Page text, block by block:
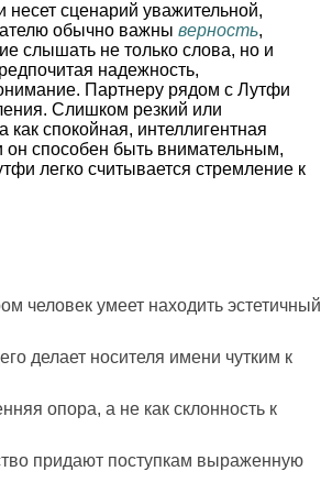
сценарий уважительной,
обычно важны верность,
слышать не только слова, но и
надежность,
Партнеру рядом с Лутфи
Слишком резкий или
как спокойная, интеллигентная
он способен быть внимательным,
легко считывается стремление к
человек умеет находить эстетичный
делает носителя имени чутким к
опора, а не как склонность к
придают поступкам выраженную